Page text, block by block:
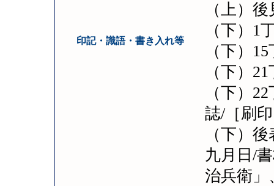
印記・識語・書き入れ等
（上）
（下）1
（下）
（下）
（下）
誌/［刷
（下）
九月日/
治兵衛」